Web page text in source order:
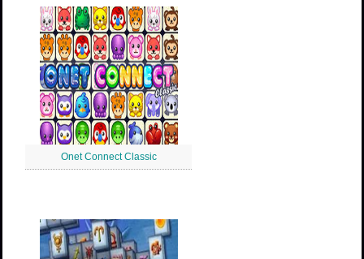
Onet Connect Classic